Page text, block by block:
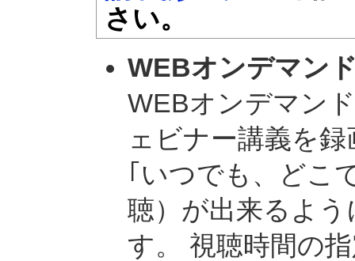
さい。
WEBオンデマン
WEBオンデマン
ェビナー講義を
｢いつでも、どこ
聴）が出来るよ
す。 視聴時間の